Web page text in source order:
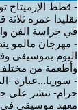
- قطط الإرميتاج
تقليدا عمره ثلاثة
في حراسة الفن
- مهرجان مالمو
اليوم بموسيقى
وأطعمة من
- سوريا...عبارة -
حرام- تنشر على
معهد موسيقي